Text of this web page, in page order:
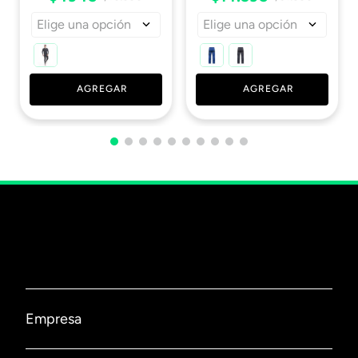
Elige una opción
AGREGAR
Elige una opción
AGREGAR
Empresa